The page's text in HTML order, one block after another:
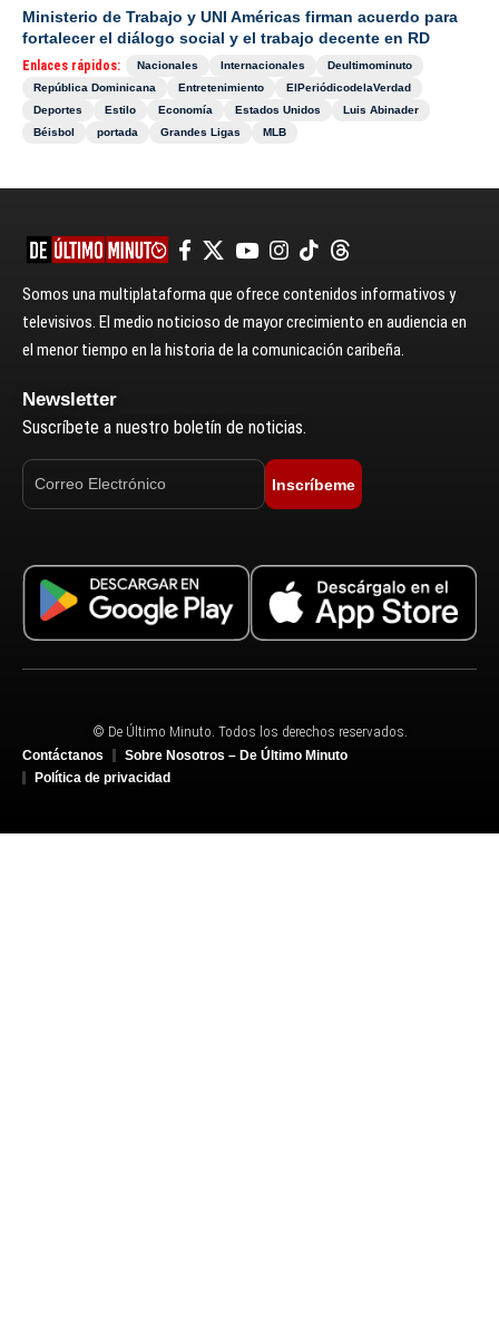
Ministerio de Trabajo y UNI Américas firman acuerdo para
fortalecer el diálogo social y el trabajo decente en RD
Enlaces rápidos: Nacionales Internacionales
Deultimominuto
República Dominicana
Entretenimiento
ElPeriódicodelaVerdad
Deportes
Estilo Economía Estados Unidos
Luis Abinader
Béisbol
portada Grandes Ligas MLB
Somos una multiplataforma que ofrece contenidos informativos y
televisivos. El medio noticioso de mayor crecimiento en audiencia en
el menor tiempo en la historia de la comunicación caribeña.
Newsletter
Suscríbete a nuestro boletín de noticias.
Inscríbeme
© De Último Minuto. Todos los derechos reservados.
Contáctanos
Sobre Nosotros – De Último Minuto
Política de privacidad